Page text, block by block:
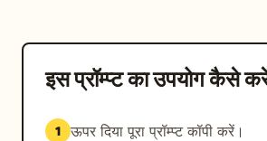
इस प्रॉम्प्ट का उपयोग कैसे
1 ऊपर दिया पूरा प्रॉम्प्ट कॉपी करें।